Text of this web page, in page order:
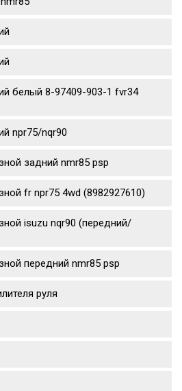
белый 8-97409-903-1 fvr34
npr75/nqr90
задний nmr85 psp
fr npr75 4wd (8982927610)
isuzu nqr90 (передний/
передний nmr85 psp
руля